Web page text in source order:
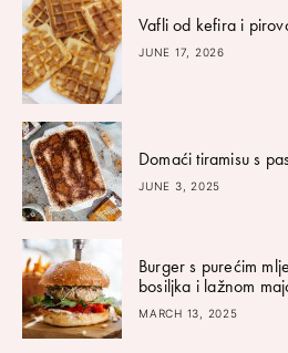
Vafli od kefira i
JUNE 17, 2026
Domaći tiramisu s
JUNE 3, 2025
Burger s purećim
bosiljka i lažnom
MARCH 13, 2025